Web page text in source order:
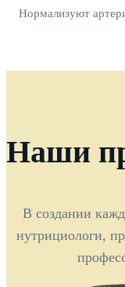
Нормализуют
Наши
В создании
нутрициологи,